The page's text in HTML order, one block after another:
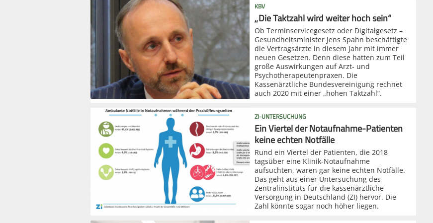
KBV
„Die Taktzahl wird weiter hoch sein“
Ob Terminservicegesetz oder Digitalgesetz –
Gesundheitsminister Jens Spahn beschäftigte
die Vertragsärzte in diesem Jahr mit immer
neuen Gesetzen. Denn diese hatten zum Teil
große Auswirkungen auf Arzt- und
Psychotherapeutenpraxen. Die
Kassenärztliche Bundesvereinigung rechnet
auch 2020 mit einer „hohen Taktzahl“.
ZI-UNTERSUCHUNG
Ein Viertel der Notaufnahme-Patienten
keine echten Notfälle
Rund ein Viertel der Patienten, die 2018
tagsüber eine Klinik-Notaufnahme
aufsuchten, waren gar keine echten Notfälle.
Das geht aus einer Untersuchung des
Zentralinstituts für die kassenärztliche
Versorgung in Deutschland (ZI) hervor. Die
Zahl könnte sogar noch höher liegen.